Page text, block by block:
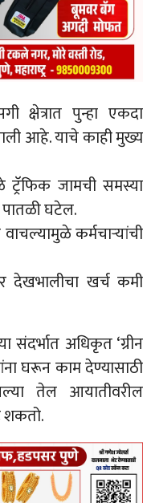
क्षेत्रात पुन्हा एकदा
आहे. याचे काही मुख्य
ट्रॅफिक जामची समस्या
घटेल.
कर्मचाऱ्यांची
खर्च कमी
संदर्भात अधिकृत ‘ग्रीन
घरून काम देण्यासाठी
तेल आयातीवरील
शकतो.